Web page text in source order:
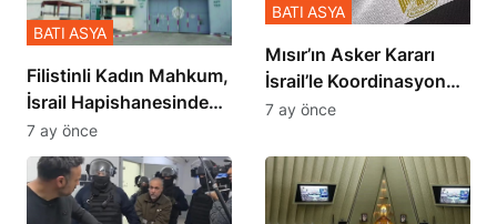
Filistinli Kadın Mahkum,
İsrail Hapishanesindeki
Zulmü Anlattı
BATI ASYA
7 ay önce
Mısır’ın Asker Kararı
İsrail’le Koordinasyon
İçinde Gerçekleşmiş
BATI ASYA
7 ay önce